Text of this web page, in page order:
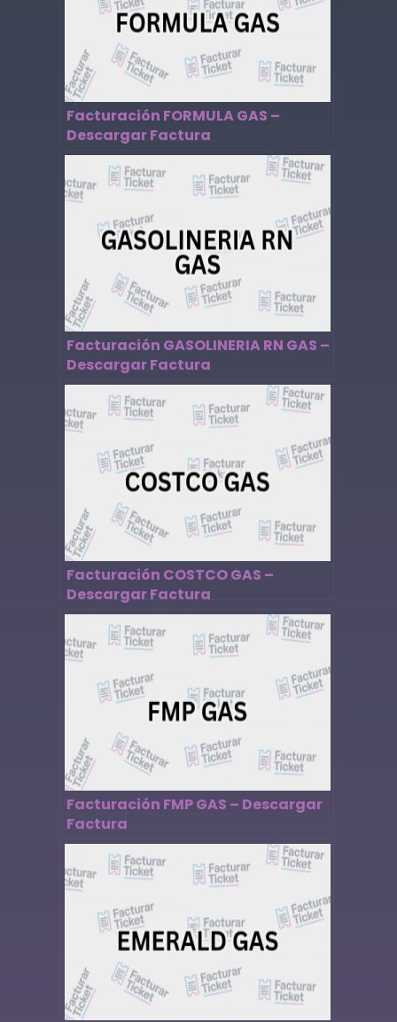
Facturación FORMULA GAS –
Descargar Factura
Facturación GASOLINERIA RN GAS –
Descargar Factura
Facturación COSTCO GAS –
Descargar Factura
Facturación FMP GAS – Descargar
Factura